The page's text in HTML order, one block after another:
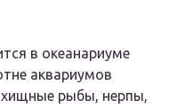
в океанариуме
аквариумов
хищные рыбы, нерпы,